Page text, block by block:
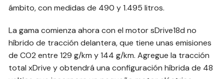
ámbito, con medidas de 490 y 1.495 litros.
La gama comienza ahora con el motor sDrive18d no
híbrido de tracción delantera, que tiene unas emisiones
de CO2 entre 129 g/km y 144 g/km. Agregue la tracción
total xDrive y obtendrá una configuración híbrida de 48